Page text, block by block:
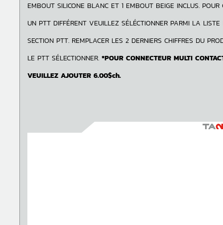
EMBOUT SILICONE BLANC ET 1 EMBOUT BEIGE INCLUS. POUR
UN PTT DIFFÉRENT VEUILLEZ SÉLÉCTIONNER PARMI LA
SECTION PTT. REMPLACER LES 2 DERNIERS CHIFFRES DU
LE PTT SÉLECTIONNER. *POUR CONNECTEUR MULTI
VEUILLEZ AJOUTER 6.00$ch.